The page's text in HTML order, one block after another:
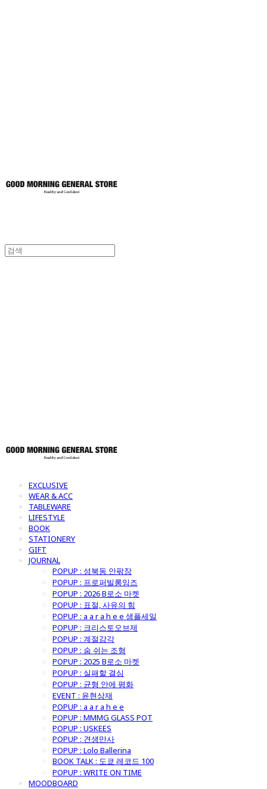
EXCLUSIVE
WEAR & ACC
TABLEWARE
LIFESTYLE
BOOK
STATIONERY
GIFT
JOURNAL
POPUP : 성북동 안팎장
POPUP : 프로퍼빌롱잉즈
POPUP : 2026 B로소 마켓
POPUP : 표절, 사유의 힘
POPUP : a a r a h e e 샘플세일
POPUP : 크리스토오브제
POPUP : 계절감각
POPUP : 숨 쉬는 조형
POPUP : 2025 B로소 마켓
POPUP : 실패할 결심
POPUP : 균형 안에 평화
EVENT : 윤현상재
POPUP : a a r a h e e
POPUP : MMMG GLASS POT
POPUP : USKEES
POPUP : 견생만사
POPUP : Lolo Ballerina
BOOK TALK : 도쿄 레코드 100
POPUP : WRITE ON TIME
MOODBOARD